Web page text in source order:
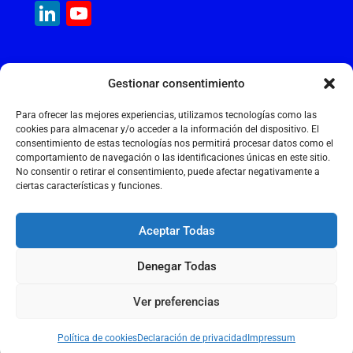
Gestionar consentimiento
Para ofrecer las mejores experiencias, utilizamos tecnologías como las
cookies para almacenar y/o acceder a la información del dispositivo. El
consentimiento de estas tecnologías nos permitirá procesar datos como el
comportamiento de navegación o las identificaciones únicas en este sitio.
No consentir o retirar el consentimiento, puede afectar negativamente a
ciertas características y funciones.
Aceptar Todas
Denegar Todas
Ver preferencias
Política de cookiesDeclaración de privacidad Impressum
b
o
p
LinkedIn
Calle Cantir, 12 – Nave 7
Polígono Industrial Magarola
08292 Esparreguera – Barcelona
+34 934 397 038
info@maquinariainternacional.com
Política de privacidad
2026 © MAQUINARIA INTERNACIONAL S.L.